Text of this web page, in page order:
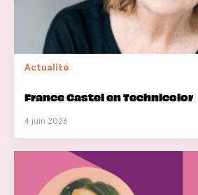
Actualité
France Castel en Technicolor
4 juin 2026